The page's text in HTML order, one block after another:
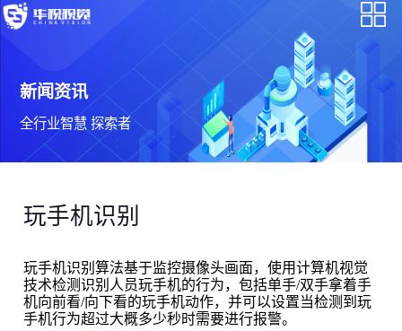
新闻资讯
全行业智慧 探索者
玩手机识别
玩手机识别算法基于监控摄像头画面，使用计算机视觉
技术检测识别人员玩手机的行为，包括单手/双手拿着手
机向前看/向下看的玩手机动作，并可以设置当检测到玩
手机行为超过大概多少秒时需要进行报警。